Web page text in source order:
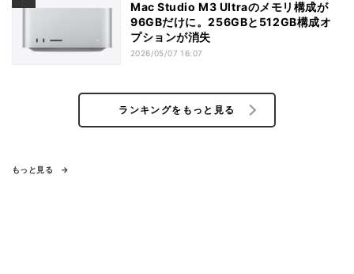
Mac Studio M3 Ultraのメモリ構成が
96GBだけに。256GBと512GB構成オ
プションが消失
2026/05/07 16:07
ランキングをもっと見る
もっと見る